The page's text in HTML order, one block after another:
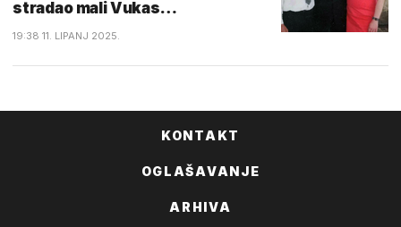
stradao mali Vukas…
19:38 11. LIPANJ 2025.
KONTAKT
OGLAŠAVANJE
ARHIVA